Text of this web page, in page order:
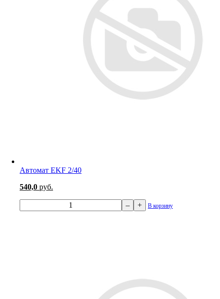
Автомат EKF 2/40
540,0 руб.
– + В корзину